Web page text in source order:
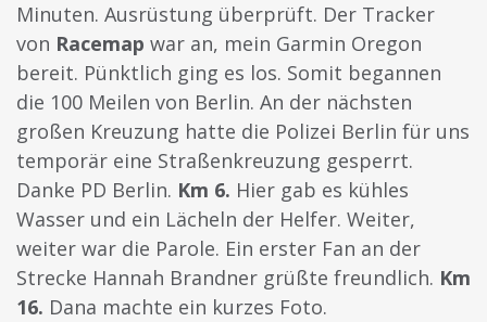
Minuten. Ausrüstung überprüft. Der Tracker
von Racemap war an, mein Garmin Oregon
bereit. Pünktlich ging es los. Somit begannen
die 100 Meilen von Berlin. An der nächsten
großen Kreuzung hatte die Polizei Berlin für uns
temporär eine Straßenkreuzung gesperrt.
Danke PD Berlin. Km 6. Hier gab es kühles
Wasser und ein Lächeln der Helfer. Weiter,
weiter war die Parole. Ein erster Fan an der
Strecke Hannah Brandner grüßte freundlich. Km
16. Dana machte ein kurzes Foto.